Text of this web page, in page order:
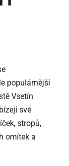
populárnější
Vsetín
své
stropů,
omítek a